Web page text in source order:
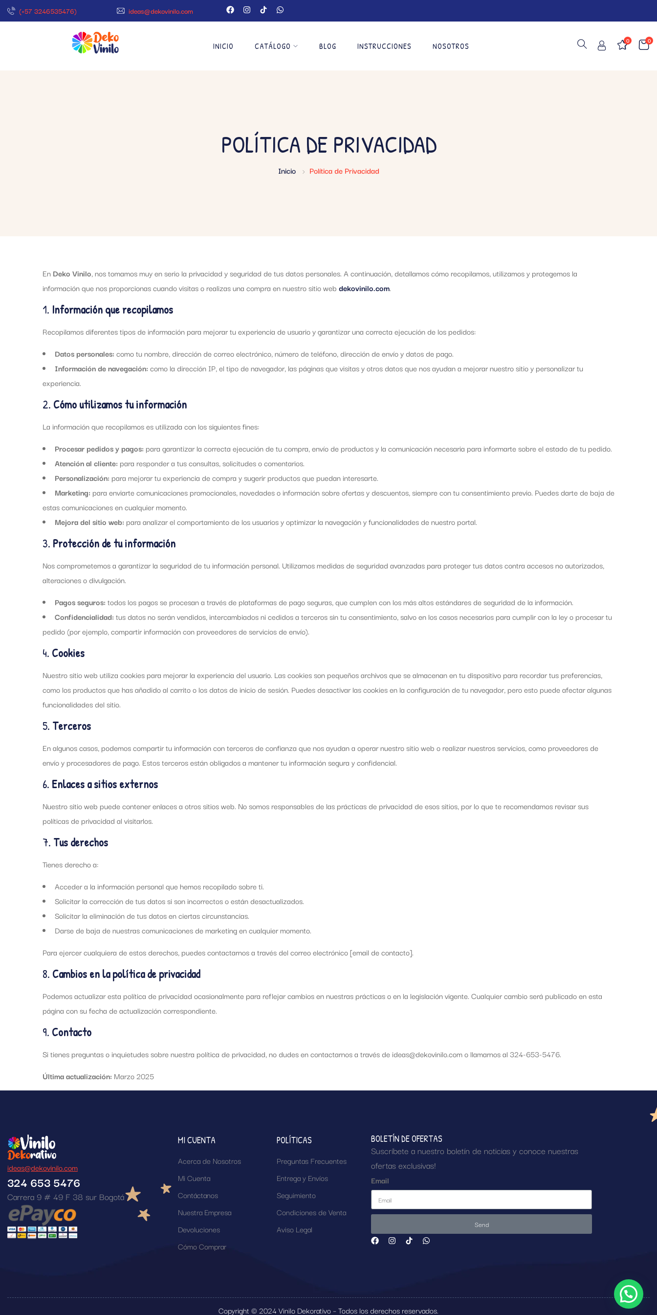
(+57 3246535476) ideas@dekovinilo.com
INICIO CATÁLOGO BLOG INSTRUCCIONES NOSOTROS
0
0
POLÍTICA DE PRIVACIDAD
Inicio Política de Privacidad
En Deko Vinilo, nos tomamos muy en serio la privacidad y seguridad de tus datos personales. A continuación, detallamos cómo recopilamos, utilizamos y protegemos la
información que nos proporcionas cuando visitas o realizas una compra en nuestro sitio web dekovinilo.com.
1. Información que recopilamos
Recopilamos diferentes tipos de información para mejorar tu experiencia de usuario y garantizar una correcta ejecución de los pedidos:
Datos personales: como tu nombre, dirección de correo electrónico, número de teléfono, dirección de envío y datos de pago.
Información de navegación: como la dirección IP, el tipo de navegador, las páginas que visitas y otros datos que nos ayudan a mejorar nuestro sitio y personalizar tu
experiencia.
2. Cómo utilizamos tu información
La información que recopilamos es utilizada con los siguientes fines:
Procesar pedidos y pagos: para garantizar la correcta ejecución de tu compra, envío de productos y la comunicación necesaria para informarte sobre el estado de tu pedido.
Atención al cliente: para responder a tus consultas, solicitudes o comentarios.
Personalización: para mejorar tu experiencia de compra y sugerir productos que puedan interesarte.
Marketing: para enviarte comunicaciones promocionales, novedades o información sobre ofertas y descuentos, siempre con tu consentimiento previo. Puedes darte de baja de
estas comunicaciones en cualquier momento.
Mejora del sitio web: para analizar el comportamiento de los usuarios y optimizar la navegación y funcionalidades de nuestro portal.
3. Protección de tu información
Nos comprometemos a garantizar la seguridad de tu información personal. Utilizamos medidas de seguridad avanzadas para proteger tus datos contra accesos no autorizados,
alteraciones o divulgación.
Pagos seguros: todos los pagos se procesan a través de plataformas de pago seguras, que cumplen con los más altos estándares de seguridad de la información.
Confidencialidad: tus datos no serán vendidos, intercambiados ni cedidos a terceros sin tu consentimiento, salvo en los casos necesarios para cumplir con la ley o procesar tu
pedido (por ejemplo, compartir información con proveedores de servicios de envío).
4. Cookies
Nuestro sitio web utiliza cookies para mejorar la experiencia del usuario. Las cookies son pequeños archivos que se almacenan en tu dispositivo para recordar tus preferencias,
como los productos que has añadido al carrito o los datos de inicio de sesión. Puedes desactivar las cookies en la configuración de tu navegador, pero esto puede afectar algunas
funcionalidades del sitio.
5. Terceros
En algunos casos, podemos compartir tu información con terceros de confianza que nos ayudan a operar nuestro sitio web o realizar nuestros servicios, como proveedores de
envío y procesadores de pago. Estos terceros están obligados a mantener tu información segura y confidencial.
6. Enlaces a sitios externos
Nuestro sitio web puede contener enlaces a otros sitios web. No somos responsables de las prácticas de privacidad de esos sitios, por lo que te recomendamos revisar sus
políticas de privacidad al visitarlos.
7. Tus derechos
Tienes derecho a:
Acceder a la información personal que hemos recopilado sobre ti.
Solicitar la corrección de tus datos si son incorrectos o están desactualizados.
Solicitar la eliminación de tus datos en ciertas circunstancias.
Darse de baja de nuestras comunicaciones de marketing en cualquier momento.
Para ejercer cualquiera de estos derechos, puedes contactarnos a través del correo electrónico [email de contacto].
8. Cambios en la política de privacidad
Podemos actualizar esta política de privacidad ocasionalmente para reflejar cambios en nuestras prácticas o en la legislación vigente. Cualquier cambio será publicado en esta
página con su fecha de actualización correspondiente.
9. Contacto
Si tienes preguntas o inquietudes sobre nuestra política de privacidad, no dudes en contactarnos a través de ideas@dekovinilo.com o llamarnos al 324-653-5476.
Última actualización: Marzo 2025
ideas@dekovinilo.com
324 653 5476
Carrera 9 # 49 F 38 sur Bogotá
MI CUENTA
Acerca de Nosotros
Mi Cuenta
Contáctanos
Nuestra Empresa
Devoluciones
Cómo Comprar
POLÍTICAS
Preguntas Frecuentes
Entrega y Envíos
Seguimiento
Condiciones de Venta
Aviso Legal
BOLETÍN DE OFERTAS
Suscríbete a nuestro boletín de noticias y conoce nuestras
ofertas exclusivas!
Email
Send
Copyright © 2024 Vinilo Dekorativo – Todos los derechos reservados.